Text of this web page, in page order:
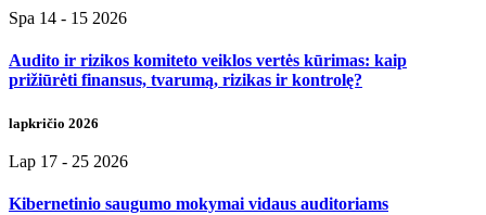
Spa 14 - 15 2026
Audito ir rizikos komiteto veiklos vertės kūrimas: kaip
prižiūrėti finansus, tvarumą, rizikas ir kontrolę?
lapkričio 2026
Lap 17 - 25 2026
Kibernetinio saugumo mokymai vidaus auditoriams